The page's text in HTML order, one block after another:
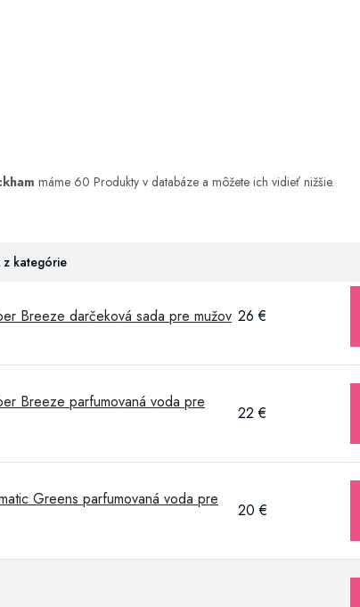
máme 60 Produkty v databáze a môžete ich vidieť nižšie.
kategórie
Breeze darčeková sada pre mužov 26 €
Breeze parfumovaná voda pre
22 €
Greens parfumovaná voda pre
20 €